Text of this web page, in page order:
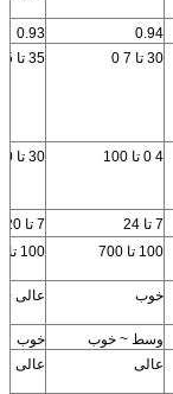
0.94
0.93
30 تا 7 0 35 تا 55
4 0 تا 100 30 تا 100
7 تا 24
7 تا 20
100 تا 700 100 تا 700
خوب عالی +
وسط ~ خوب
خوب
عالی عالی